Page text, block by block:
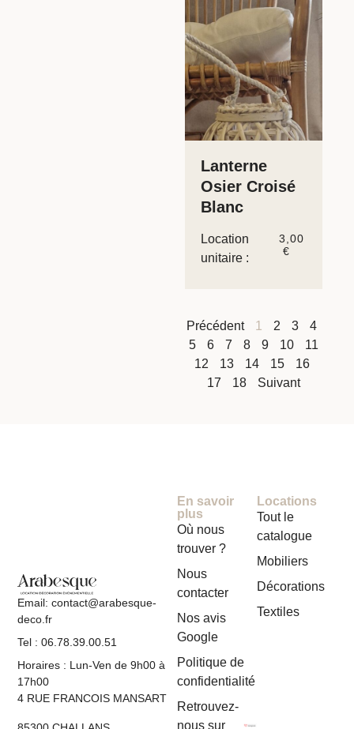
Lanterne
Osier Croisé
Blanc
Location
unitaire :
3,00
€
Précédent 1 2 3
4
5
6 7 8 9 10
11
12
13 14 15
16
17
18 Suivant
Email: contact@arabesque-
deco.fr
Tel : 06.78.39.00.51
Horaires : Lun-Ven de 9h00 à
17h00
4 RUE FRANCOIS MANSART
Locations
Tout le
catalogue
Mobiliers
Décorations
Textiles
En savoir
plus
Où nous
trouver ?
Nous
contacter
Nos avis
Google
Politique de
confidentialité
Retrouvez-
nous sur